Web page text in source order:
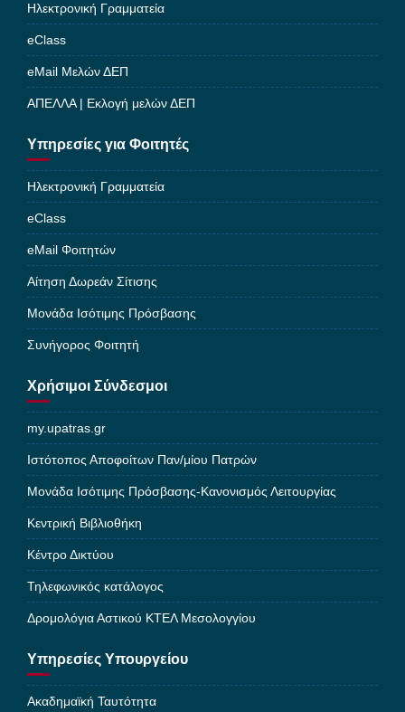
Ηλεκτρονική Γραμματεία
eClass
eMail Μελών ΔΕΠ
ΑΠΕΛΛΑ | Εκλογή μελών ΔΕΠ
Υπηρεσίες για Φοιτητές
Ηλεκτρονική Γραμματεία
eClass
eMail Φοιτητών
Αίτηση Δωρεάν Σίτισης
Μονάδα Ισότιμης Πρόσβασης
Συνήγορος Φοιτητή
Χρήσιμοι Σύνδεσμοι
my.upatras.gr
Ιστότοπος Αποφοίτων Παν/μίου Πατρών
Μονάδα Ισότιμης Πρόσβασης-Κανονισμός Λειτουργίας
Κεντρική Βιβλιοθήκη
Κέντρο Δικτύου
Τηλεφωνικός κατάλογος
Δρομολόγια Αστικού ΚΤΕΛ Μεσολογγίου
Υπηρεσίες Υπουργείου
Ακαδημαϊκή Ταυτότητα